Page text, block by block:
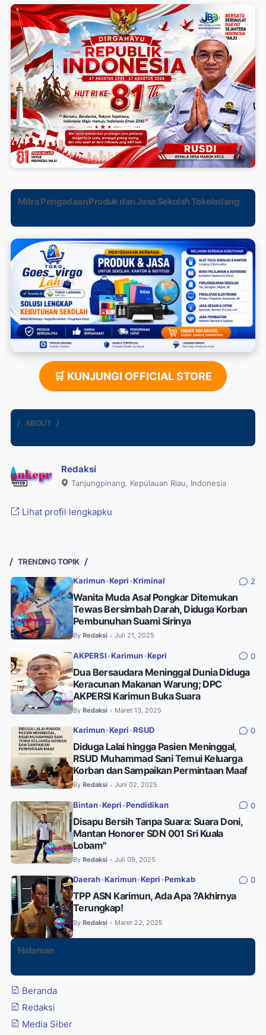
Mitra Pengadaan Produk dan Jasa Sekolah Tokoladang
🛒 KUNJUNGI OFFICIAL STORE
ABOUT
Redaksi
Tanjungpinang, Kepulauan Riau, Indonesia
Lihat profil lengkapku
TRENDING TOPIK
Karimun•Kepri •Kriminal 2
Wanita Muda Asal Pongkar Ditemukan
Tewas Bersimbah Darah, Diduga Korban
Pembunuhan Suami Sirinya
By Redaksi • Juli 21, 2025
AKPERSI •Karimun•Kepri 0
Dua Bersaudara Meninggal Dunia Diduga
Keracunan Makanan Warung; DPC
AKPERSI Karimun Buka Suara
By Redaksi • Maret 13, 2025
Karimun•Kepri •RSUD 0
Diduga Lalai hingga Pasien Meninggal,
RSUD Muhammad Sani Temui Keluarga
Korban dan Sampaikan Permintaan Maaf
By Redaksi • Juni 02, 2025
Bintan•Kepri •Pendidikan 0
Disapu Bersih Tanpa Suara: Suara Doni,
Mantan Honorer SDN 001 Sri Kuala
Lobam"
By Redaksi • Juli 09, 2025
Daerah•Karimun•Kepri •Pemkab 0
TPP ASN Karimun, Ada Apa ?Akhirnya
Terungkap!
By Redaksi • Maret 22, 2025
Halaman
Beranda
Redaksi
Media Siber